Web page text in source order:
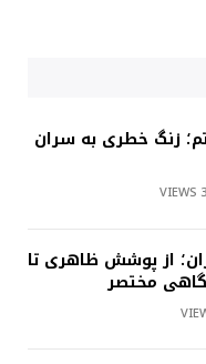
زنگ خطری به سران
VIEWS
از پوشش ظاهری تا
مختصر